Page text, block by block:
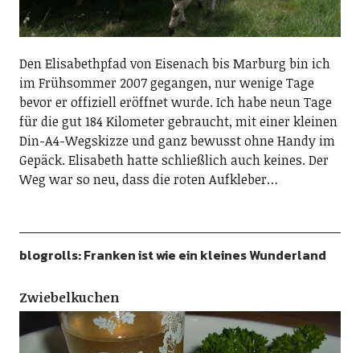
Den Elisabethpfad von Eisenach bis Marburg bin ich
im Frühsommer 2007 gegangen, nur wenige Tage
bevor er offiziell eröffnet wurde. Ich habe neun Tage
für die gut 184 Kilometer gebraucht, mit einer kleinen
Din-A4-Wegskizze und ganz bewusst ohne Handy im
Gepäck. Elisabeth hatte schließlich auch keines. Der
Weg war so neu, dass die roten Aufkleber…
blogrolls: Franken ist wie ein kleines Wunderland
Zwiebelkuchen